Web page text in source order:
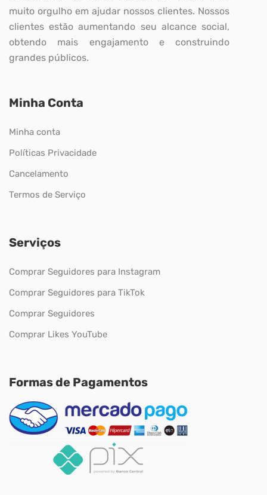
muito orgulho em ajudar nossos clientes. Nossos
clientes estão aumentando seu alcance social,
obtendo mais engajamento e construindo
grandes públicos.
Minha Conta
Minha conta
Políticas Privacidade
Cancelamento
Termos de Serviço
Serviços
Comprar Seguidores para Instagram
Comprar Seguidores para TikTok
Comprar Seguidores
Comprar Likes YouTube
Formas de Pagamentos